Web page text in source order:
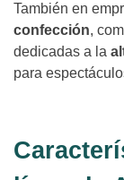
También en
confección,
dedicadas a la
para